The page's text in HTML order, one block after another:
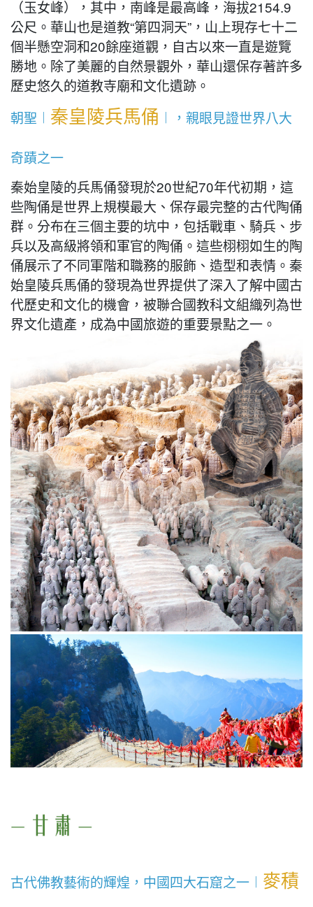
（玉女峰），其中，南峰是最高峰，海拔2154.9
公尺。華山也是道教“第四洞天”，山上現存七十二
個半懸空洞和20餘座道觀，自古以來一直是遊覽
勝地。除了美麗的自然景觀外，華山還保存著許多
歷史悠久的道教寺廟和文化遺跡。
朝聖︱ 秦皇陵兵馬俑 ︱，親眼見證世界八大
奇蹟之一
秦始皇陵的兵馬俑發現於20世紀70年代初期，這
些陶俑是世界上規模最大、保存最完整的古代陶俑
群。分布在三個主要的坑中，包括戰車、騎兵、步
兵以及高級將領和軍官的陶俑。這些栩栩如生的陶
俑展示了不同軍階和職務的服飾、造型和表情。秦
始皇陵兵馬俑的發現為世界提供了深入了解中國古
代歷史和文化的機會，被聯合國教科文組織列為世
界文化遺產，成為中國旅遊的重要景點之一。
古代佛教藝術的輝煌，中國四大石窟之一︱ 麥積